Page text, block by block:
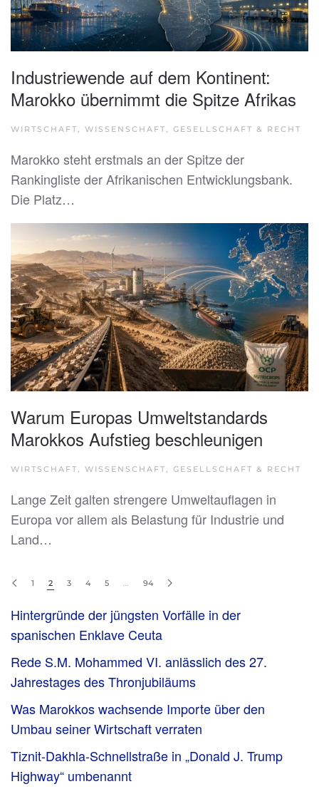
Industriewende auf dem Kontinent:
Marokko übernimmt die Spitze Afrikas
WIRTSCHAFT, WISSENSCHAFT, GESELLSCHAFT & RECHT
Marokko steht erstmals an der Spitze der
Rankingliste der Afrikanischen Entwicklungsbank.
Die Platz…
Warum Europas Umweltstandards
Marokkos Aufstieg beschleunigen
WIRTSCHAFT, WISSENSCHAFT, GESELLSCHAFT & RECHT
Lange Zeit galten strengere Umweltauflagen in
Europa vor allem als Belastung für Industrie und
Land…
1 2 3 4 5 94
Hintergründe der jüngsten Vorfälle in der
spanischen Enklave Ceuta
Rede S.M. Mohammed VI. anlässlich des 27.
Jahrestages des Thronjubiläums
Was Marokkos wachsende Importe über den
Umbau seiner Wirtschaft verraten
Tiznit-Dakhla-Schnellstraße in „Donald J. Trump
Highway“ umbenannt